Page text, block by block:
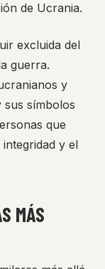
de Ucrania.
excluida del
guerra.
y
sus símbolos
que
y el
MÁS